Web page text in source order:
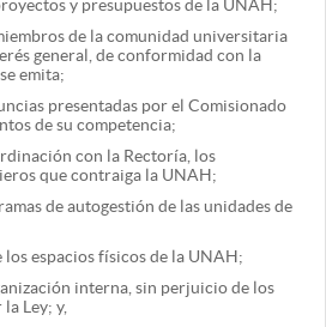
y presupuestos de la UNAH;
de la comunidad universitaria
general, de conformidad con la
emita;
presentadas por el Comisionado
de su competencia;
con la Rectoría, los
que contraiga la UNAH;
de autogestión de las unidades de
los espacios físicos de la UNAH;
interna, sin perjuicio de los
Ley; y,